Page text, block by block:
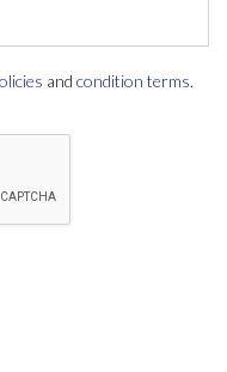
and condition terms.